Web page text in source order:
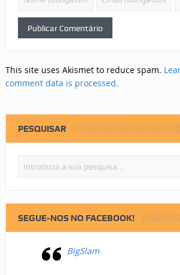
This site uses Akismet to reduce spam.
comment data is processed.
PESQUISAR
SEGUE-NOS NO FACEBOOK!
BigSlam